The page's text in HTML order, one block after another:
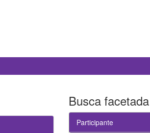
Busca facetada
Participante